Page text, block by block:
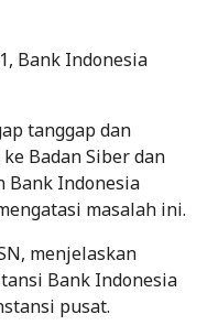
Bank Indonesia
tanggap dan
Badan Siber dan
Bank Indonesia
masalah ini.
menjelaskan
Bank Indonesia
pusat.